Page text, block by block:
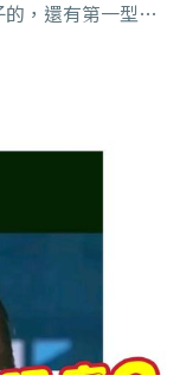
，還有第一型糖
以基本像正常人